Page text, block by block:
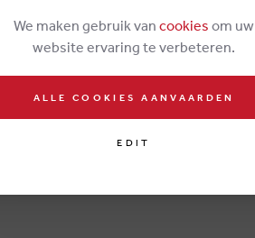
We maken gebruik van cookies om uw
website ervaring te verbeteren.
ALLE COOKIES AANVAARDEN
EDIT